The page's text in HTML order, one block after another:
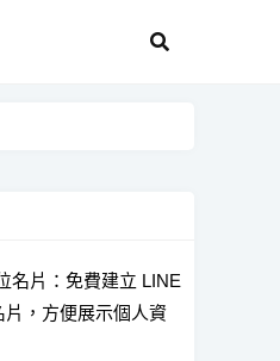
名片：免費建立 LINE
片，方便展示個人資